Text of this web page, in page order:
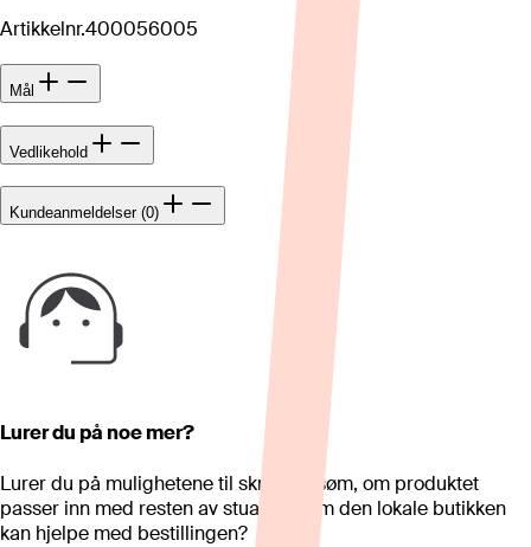
Artikkelnr.400056005
Mål
Vedlikehold
Kundeanmeldelser (0)
Lurer du på noe mer?
Lurer du på mulighetene til skreddersøm, om produktet
passer inn med resten av stua eller om den lokale butikken
kan hjelpe med bestillingen?